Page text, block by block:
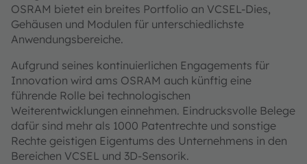
OSRAM bietet ein breites Portfolio an VCSEL-Dies,
Gehäusen und Modulen für unterschiedlichste
Anwendungsbereiche.
Aufgrund seines kontinuierlichen Engagements für
Innovation wird ams OSRAM auch künftig eine
führende Rolle bei technologischen
Weiterentwicklungen einnehmen. Eindrucksvolle Belege
dafür sind mehr als 1000 Patentrechte und sonstige
Rechte geistigen Eigentums des Unternehmens in den
Bereichen VCSEL und 3D-Sensorik.